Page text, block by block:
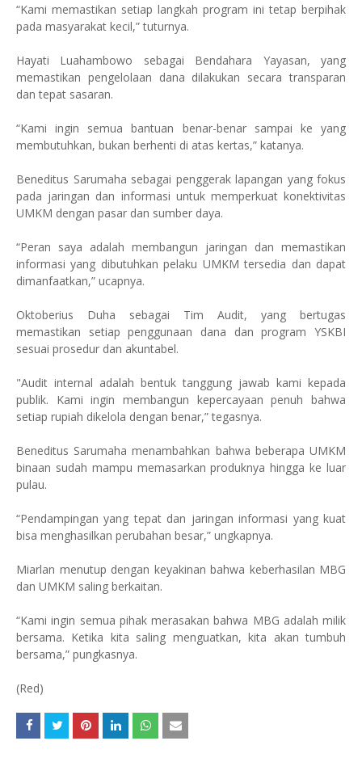
“Kami memastikan setiap langkah program ini tetap berpihak
pada masyarakat kecil,” tuturnya.
Hayati Luahambowo sebagai Bendahara Yayasan, yang
memastikan pengelolaan dana dilakukan secara transparan
dan tepat sasaran.
“Kami ingin semua bantuan benar-benar sampai ke yang
membutuhkan, bukan berhenti di atas kertas,” katanya.
Beneditus Sarumaha sebagai penggerak lapangan yang fokus
pada jaringan dan informasi untuk memperkuat konektivitas
UMKM dengan pasar dan sumber daya.
“Peran saya adalah membangun jaringan dan memastikan
informasi yang dibutuhkan pelaku UMKM tersedia dan dapat
dimanfaatkan,” ucapnya.
Oktoberius Duha sebagai Tim Audit, yang bertugas
memastikan setiap penggunaan dana dan program YSKBI
sesuai prosedur dan akuntabel.
"Audit internal adalah bentuk tanggung jawab kami kepada
publik. Kami ingin membangun kepercayaan penuh bahwa
setiap rupiah dikelola dengan benar,” tegasnya.
Beneditus Sarumaha menambahkan bahwa beberapa UMKM
binaan sudah mampu memasarkan produknya hingga ke luar
pulau.
“Pendampingan yang tepat dan jaringan informasi yang kuat
bisa menghasilkan perubahan besar,” ungkapnya.
Miarlan menutup dengan keyakinan bahwa keberhasilan MBG
dan UMKM saling berkaitan.
“Kami ingin semua pihak merasakan bahwa MBG adalah milik
bersama. Ketika kita saling menguatkan, kita akan tumbuh
bersama,” pungkasnya.
(Red)